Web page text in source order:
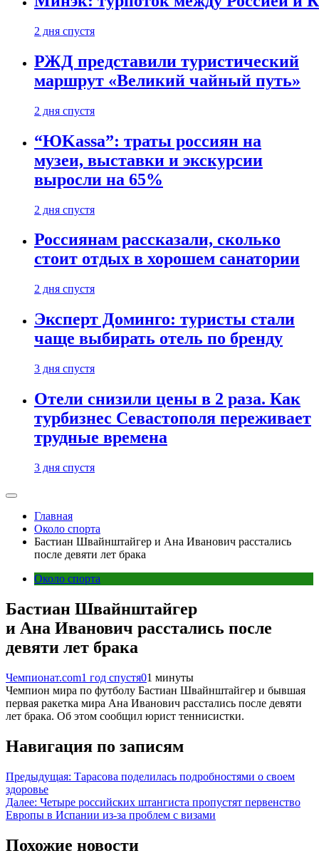
2 дня спустя
РЖД представили туристический
маршрут «Великий чайный путь»
2 дня спустя
“ЮKassa”: траты россиян на
музеи, выставки и экскурсии
выросли на 65%
2 дня спустя
Россиянам рассказали, сколько
стоит отдых в хорошем санатории
2 дня спустя
Эксперт Доминго: туристы стали
чаще выбирать отель по бренду
3 дня спустя
Отели снизили цены в 2 раза. Как
турбизнес Севастополя переживает
трудные времена
3 дня спустя
Главная
Около спорта
Бастиан Швайнштайгер и Ана Иванович расстались
после девяти лет брака
Около спорта
Бастиан Швайнштайгер
и Ана Иванович расстались после
девяти лет брака
Чемпионат.com1 год спустя01 минуты
Чемпион мира по футболу Бастиан Швайнштайгер и бывшая
первая ракетка мира Ана Иванович расстались после девяти
лет брака. Об этом сообщил юрист теннисистки.
Навигация по записям
Предыдущая: Тарасова поделилась подробностями о своем
здоровье
Далее: Четыре российских штангиста пропустят первенство
Европы в Испании из-за проблем с визами
Похожие новости